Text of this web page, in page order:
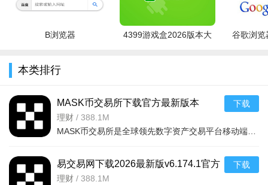
激活码，以免导致账号封禁。建议在Wi-Fi环境下运行，避免数据
安装技巧：安装前请确保手机已开启“允许安装未知来源应用”选
手机存储空间或重新下载。若提示“与现有应用冲突”，请先卸载
常见问题： Q: 激活码无效？A: 请检查是否输入错误（区分大小
写），或确认激活码是否已过期。Q: 游戏闪退？A: 请尝试关闭后
台程序、更新系统或降低画质设置。Q: 礼包未到账？A: 退出游戏
重登或联系客服处理。祝您创业顺利！
小编推荐同类软件
B浏览器
4399游戏盒2026版本大
谷歌浏览
本类排行
MASK币交易所下载官方最新版本
v6.160.0官方版
理财 / 388.1M
下载
易交易网下载2026最新版v6.174.1官方
版
理财 / 388.1M
下载